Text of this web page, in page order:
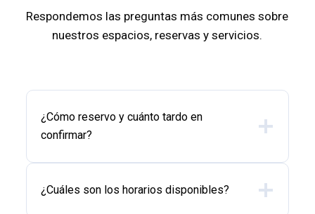
Respondemos las preguntas más comunes sobre
nuestros espacios, reservas y servicios.
¿Cómo reservo y cuánto tardo en
confirmar?
¿Cuáles son los horarios disponibles?